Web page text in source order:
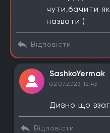
чути,бачити
назвати )
Відповісти
SashkoYermak
02.07.2023, 12:43
Відповісти